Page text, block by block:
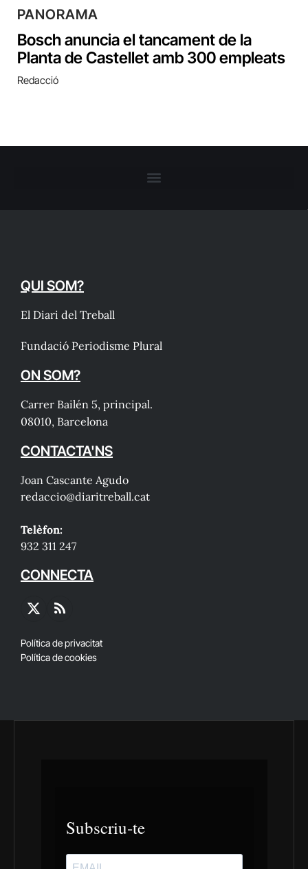
PANORAMA
Bosch anuncia el tancament de la
Planta de Castellet amb 300 empleats
Redacció
QUI SOM?
El Diari del Treball
Fundació Periodisme Plural
ON SOM?
Carrer Bailén 5, principal.
08010, Barcelona
CONTACTA'NS
Joan Cascante Agudo
redaccio@diaritreball.cat
Telèfon:
932 311 247
CONNECTA
X
RSS
Política de privacitat
Política de cookies